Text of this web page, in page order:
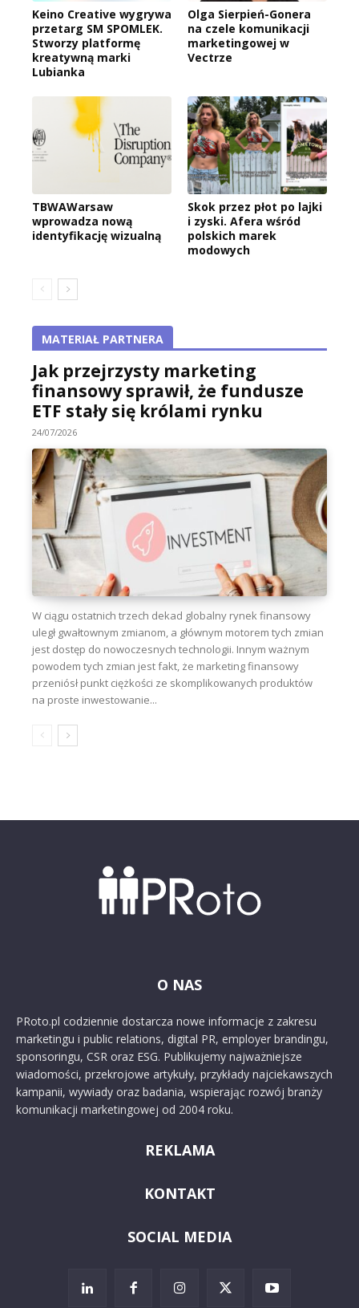
Keino Creative wygrywa
przetarg SM SPOMLEK.
Stworzy platformę
kreatywną marki
Lubianka
Olga Sierpień-Gonera
na czele komunikacji
marketingowej w
Vectrze
TBWAWarsaw
wprowadza nową
identyfikację wizualną
Skok przez płot po lajki
i zyski. Afera wśród
polskich marek
modowych
MATERIAŁ PARTNERA
Jak przejrzysty marketing
finansowy sprawił, że fundusze
ETF stały się królami rynku
24/07/2026
W ciągu ostatnich trzech dekad globalny rynek finansowy
uległ gwałtownym zmianom, a głównym motorem tych zmian
jest dostęp do nowoczesnych technologii. Innym ważnym
powodem tych zmian jest fakt, że marketing finansowy
przeniósł punkt ciężkości ze skomplikowanych produktów
na proste inwestowanie...
O NAS
PRoto.pl codziennie dostarcza nowe informacje z zakresu
marketingu i public relations, digital PR, employer brandingu,
sponsoringu, CSR oraz ESG. Publikujemy najważniejsze
wiadomości, przekrojowe artykuły, przykłady najciekawszych
kampanii, wywiady oraz badania, wspierając rozwój branży
komunikacji marketingowej od 2004 roku.
REKLAMA
KONTAKT
SOCIAL MEDIA